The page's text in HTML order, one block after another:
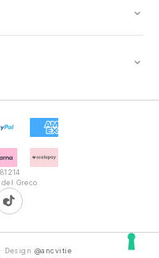
⌄
⌄
Greco
· Design @ancvitie